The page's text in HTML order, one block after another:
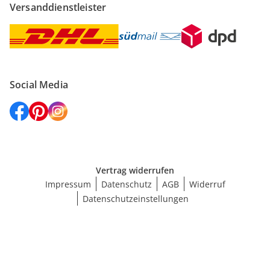
Versanddienstleister
Social Media
Vertrag widerrufen
Impressum
Datenschutz AGB
Widerruf
Datenschutzeinstellungen